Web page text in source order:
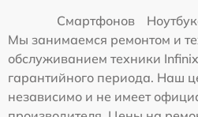
Смартфонов
Мы занимаемся ремонтом и
обслуживанием техники
гарантийного периода. Наш
независимо и не имеет